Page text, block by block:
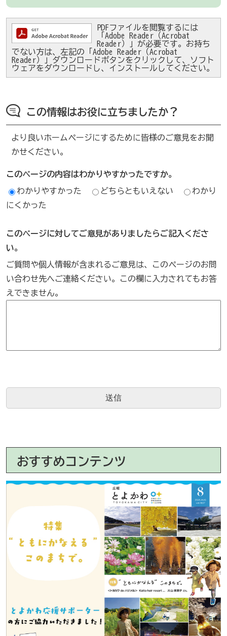
PDFファイルを閲覧するには
「Adobe Reader（Acrobat
Reader）」が必要です。お持ち
でない方は、左記の「Adobe Reader（Acrobat
Reader）」ダウンロードボタンをクリックして、ソフト
ウェアをダウンロードし、インストールしてください。
この情報はお役に立ちましたか？
より良いホームページにするために皆様のご意見をお聞
かせください。
このページの内容はわかりやすかったですか。
わかりやすかった どちらともいえない
わかり
にくかった
このページに対してご意見がありましたらご記入くださ
い。
ご質問や個人情報が含まれるご意見は、このページのお問
い合わせ先へご連絡ください。この欄に入力されてもお答
えできません。
おすすめコンテンツ